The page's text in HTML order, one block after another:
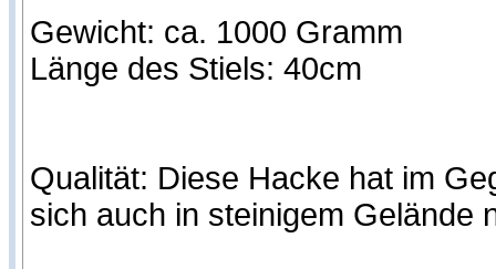
Gewicht: ca. 1000 Gramm
Länge des Stiels: 40cm
Qualität: Diese Hacke hat im
sich auch in steinigem Gelände